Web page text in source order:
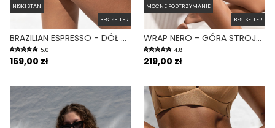
NISKI STAN
BESTSELLER
BRAZILIAN ESPRESSO - DÓŁ OD BIKINI BRAZYLIJSKI WYCIĘTY BRĄZOWY
5.0
169,00 zł
MOCNE PODTRZYMANIE
BESTSELLER
WRAP NERO - GÓRA STROJU KĄPIELOWEGO NA DUŻY BIUST REGULOWANY OBWÓD CZARNY
4.8
219,00 zł